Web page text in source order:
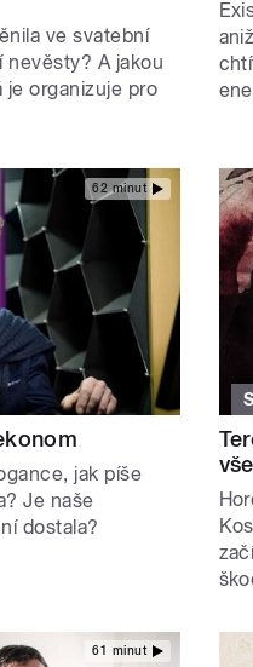
ve svatební
nevěsty? A jakou
je organizuje pro
62 minut
jak píše
Je naše
dostala?
61 minut